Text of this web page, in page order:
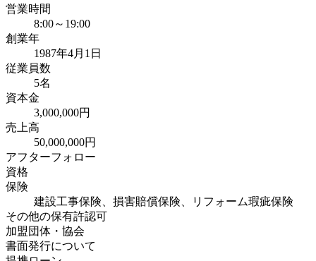
営業時間
8:00～19:00
創業年
1987年4月1日
従業員数
5名
資本金
3,000,000円
売上高
50,000,000円
アフターフォロー
資格
保険
建設工事保険、損害賠償保険、リフォーム瑕疵保険
その他の保有許認可
加盟団体・協会
書面発行について